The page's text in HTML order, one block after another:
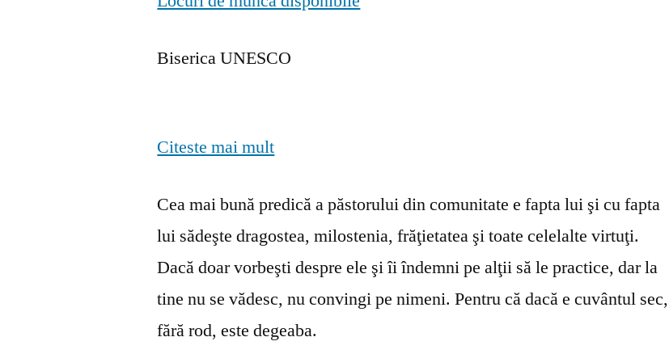
Biserica UNESCO
Citeste mai mult
Cea mai bună predică a păstorului din comunitate e fapta lui şi cu fapta
lui sădeşte dragostea, milostenia, frăţietatea şi toate celelalte virtuţi.
Dacă doar vorbeşti despre ele şi îi îndemni pe alţii să le practice, dar la
tine nu se vă­desc, nu convingi pe nimeni. Pentru că dacă e cuvântul sec,
fără rod, este degeaba.